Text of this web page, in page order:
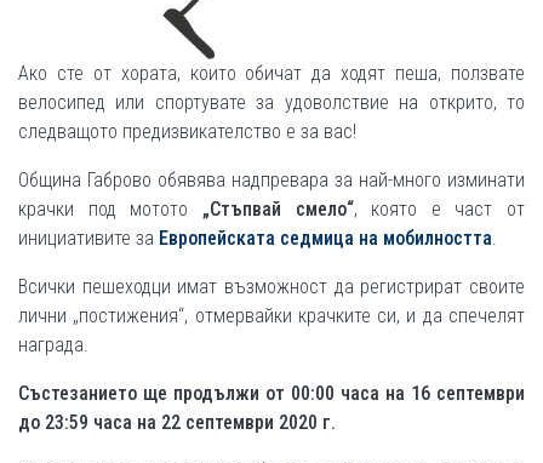
Ако сте от хората, които обичат да ходят пеша, ползвате
велосипед или спортувате за удоволствие на открито, то
следващото предизвикателство е за вас!
Община Габрово обявява надпревара за най-много изминати
крачки под мотото „Стъпвай смело“, която е част от
инициативите за Европейската седмица на мобилността.
Всички пешеходци имат възможност да регистрират своите
лични „постижения“, отмервайки крачките си, и да спечелят
награда.
Състезанието ще продължи от 00:00 часа на 16 септември
до 23:59 часа на 22 септември 2020 г.